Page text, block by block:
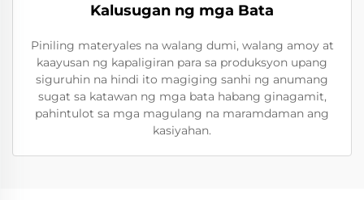
Kalusugan ng mga Bata
Piniling materyales na walang dumi, walang amoy at
kaayusan ng kapaligiran para sa produksyon upang
siguruhin na hindi ito magiging sanhi ng anumang
sugat sa katawan ng mga bata habang ginagamit,
pahintulot sa mga magulang na maramdaman ang
kasiyahan.